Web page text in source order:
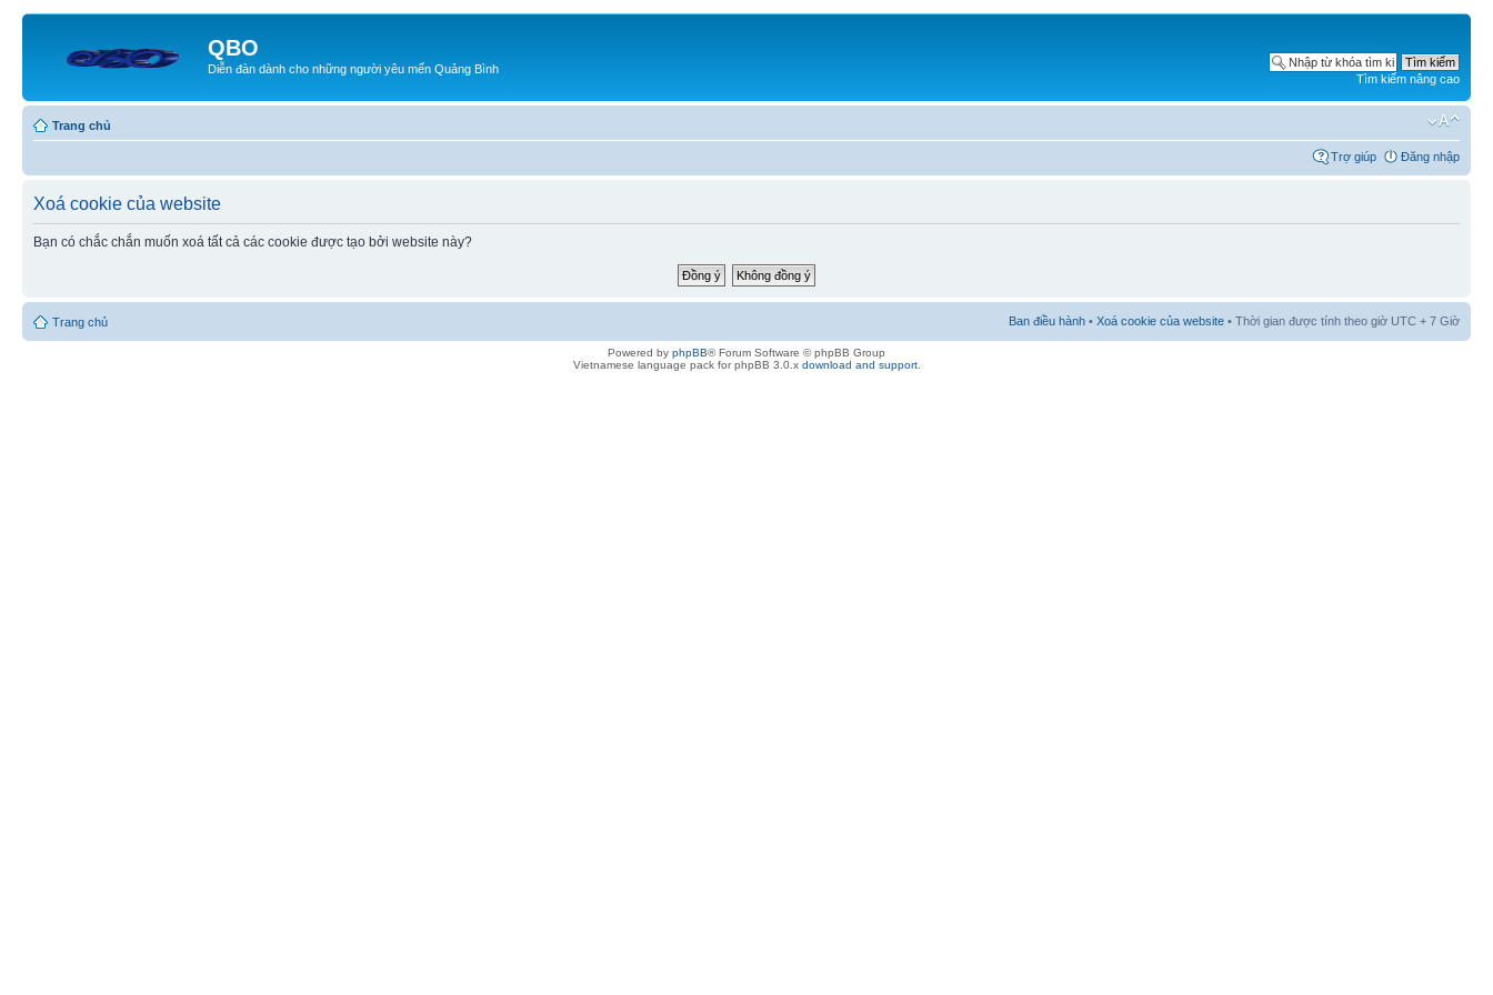
QBO
Diễn đàn dành cho những người yêu mến Quảng Bình
Tìm kiếm nâng cao
Trang chủ
Trợ giúp Đăng nhập
Xoá cookie của website
Bạn có chắc chắn muốn xoá tất cả các cookie được tạo bởi website này?
Trang chủ Ban điều hành • Xoá cookie của website • Thời gian được tính theo giờ UTC + 7 Giờ
Powered by phpBB® Forum Software © phpBB Group
Vietnamese language pack for phpBB 3.0.x download and support.